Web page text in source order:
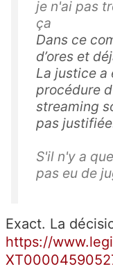
je n'ai pas
ça
Dans ce
d’ores et
La justice a
procédure
streaming
pas
S'il n'y a
pas eu de
Exact. La
https://